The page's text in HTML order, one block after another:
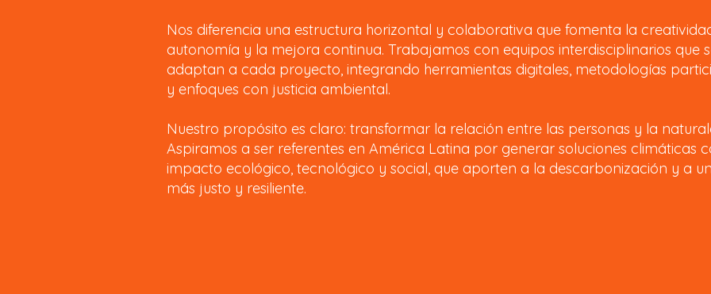
Nos diferencia una estructura horizontal y colaborativa que fomenta la
autonomía y la mejora continua. Trabajamos con equipos interdisciplinarios que
adaptan a cada proyecto, integrando herramientas digitales, metodologías
y enfoques con justicia ambiental.
Nuestro propósito es claro: transformar la relación entre las personas y la
Aspiramos a ser referentes en América Latina por generar soluciones climáticas
impacto ecológico, tecnológico y social, que aporten a la descarbonización y a
más justo y resiliente.